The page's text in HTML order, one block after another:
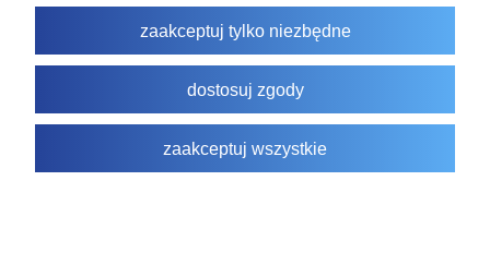
wynikające z DSA w zakresie dotyczącym Sklepu
Internetowego i Sprzedawcy. Korzystanie ze Sklepu
Internetowego nie wymaga od Klienta dostarczania
treści, chyba że jest to niezbędne do realizacji
określonych działań, takich jak złożenie Zamówienia,
zgodnie z postanowieniami Regulaminu. W przypadku
publikowania jakichkolwiek treści Klient zobowiązany
jest do przestrzegania zasad określonych w
zaakceptuj tylko niezbędne
dostosuj zgody
zaakceptuj wszystkie